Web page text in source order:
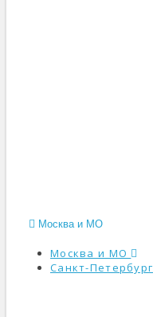
Москва и МО
Москва и МО
Санкт-Петербург